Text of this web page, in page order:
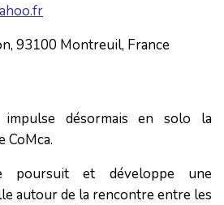
93100 Montreuil, France
impulse désormais en solo la
CoMca.
poursuit et développe une
autour de la rencontre entre les